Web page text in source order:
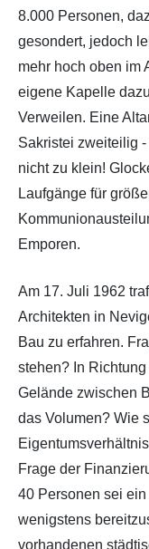
8.000 Personen,
gesondert, jedoch
mehr hoch oben im
eigene Kapelle
Verweilen. Eine
Sakristei zweiteilig
nicht zu klein!
Laufgänge für
Emporen.
Am 17. Juli 1962
Architekten in
Bau zu erfahren.
stehen? In
Gelände zwischen
das Volumen? Wie
Frage der
40 Personen sei
wenigstens
vorhandenen